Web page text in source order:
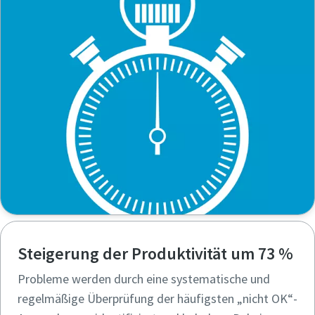
Steigerung der Produktivität um 73 %
Probleme werden durch eine systematische und
regelmäßige Überprüfung der häufigsten „nicht OK“-
Persönliche Angaben
Vorname
Nachname
E-Mail
Telefon
Weitere Informationen
Firma
Persönliche Angaben
Vorname
Nachname
E-Mail
Telefon
Weitere Informationen
Firma